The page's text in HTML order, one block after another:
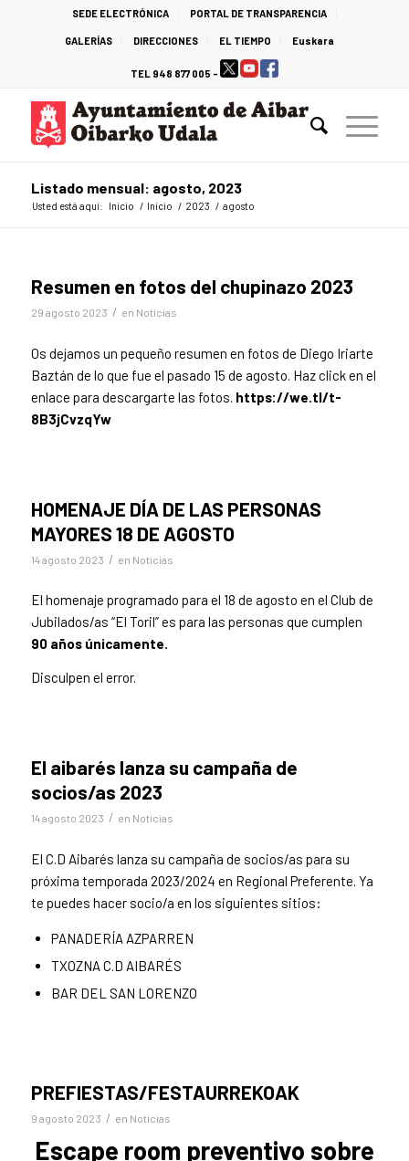
SEDE ELECTRÓNICA PORTAL DE TRANSPARENCIA
GALERÍAS DIRECCIONES EL TIEMPO Euskara
TEL 948 877 005 -
Listado mensual: agosto, 2023
Usted está aquí: Inicio / Inicio / 2023 / agosto
Resumen en fotos del chupinazo 2023
29 agosto 2023 / en Noticias
Os dejamos un pequeño resumen en fotos de Diego Iriarte
Baztán de lo que fue el pasado 15 de agosto. Haz click en el
enlace para descargarte las fotos. https://we.tl/t-
8B3jCvzqYw
HOMENAJE DÍA DE LAS PERSONAS
MAYORES 18 DE AGOSTO
14 agosto 2023 / en Noticias
El homenaje programado para el 18 de agosto en el Club de
Jubilados/as “El Toril” es para las personas que cumplen
90 años únicamente.
Disculpen el error.
El aibarés lanza su campaña de
socios/as 2023
14 agosto 2023 / en Noticias
El C.D Aibarés lanza su campaña de socios/as para su
próxima temporada 2023/2024 en Regional Preferente. Ya
te puedes hacer socio/a en los siguientes sitios:
PANADERÍA AZPARREN
TXOZNA C.D AIBARÉS
BAR DEL SAN LORENZO
PREFIESTAS/FESTAURREKOAK
9 agosto 2023 / en Noticias
Escape room preventivo sobre